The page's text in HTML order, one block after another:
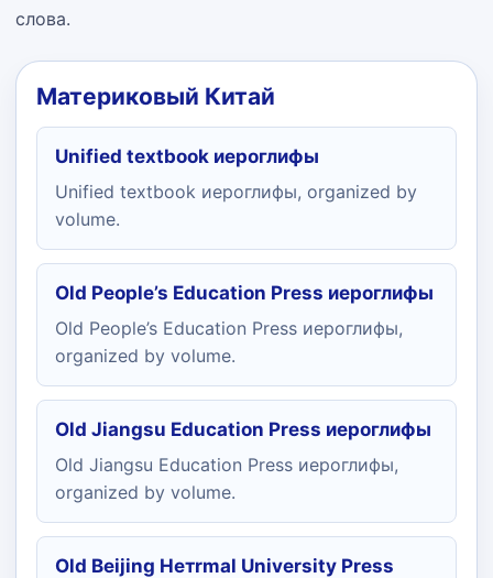
слова.
Материковый Китай
Unified textbook иероглифы
Unified textbook иероглифы, organized by
volume.
Old People’s Education Press иероглифы
Old People’s Education Press иероглифы,
organized by volume.
Old Jiangsu Education Press иероглифы
Old Jiangsu Education Press иероглифы,
organized by volume.
Old Beijing Нетrmal University Press